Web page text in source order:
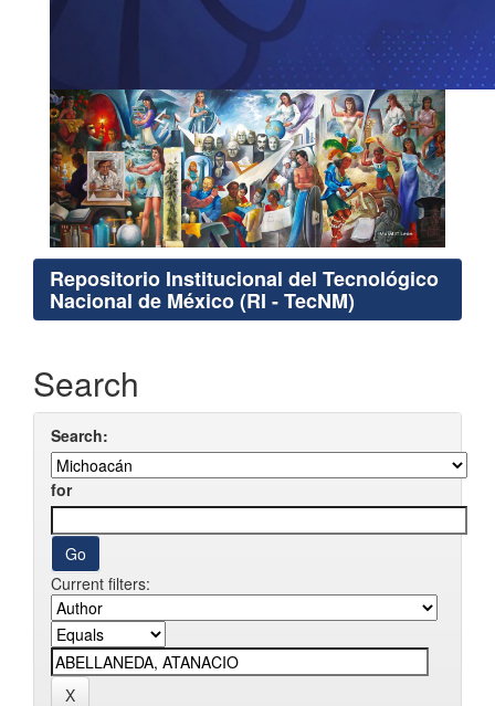
Repositorio Institucional del Tecnológico
Nacional de México (RI - TecNM)
Search
Search:
for
Current filters: